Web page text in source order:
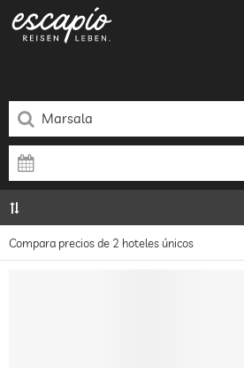
Compara precios de 2 hoteles únicos